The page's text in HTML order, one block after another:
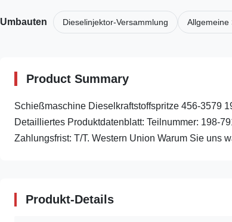
Umbauten Dieselinjektor-Versammlung Allgemeine
Product Summary
Schießmaschine Dieselkraftstoffspritze 456-3579
Detailliertes Produktdatenblatt: Teilnummer: 198-
Zahlungsfrist: T/T. Western Union Warum Sie uns
Produkt-Details